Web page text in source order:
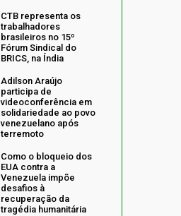
CTB representa os
trabalhadores
brasileiros no 15º
Fórum Sindical do
BRICS, na Índia
Adilson Araújo
participa de
videoconferência em
solidariedade ao povo
venezuelano após
terremoto
Como o bloqueio dos
EUA contra a
Venezuela impõe
desafios à
recuperação da
tragédia humanitária